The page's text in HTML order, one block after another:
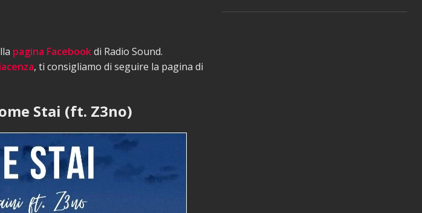
pagina Facebookdi Radio Sound.
, ti consigliamo di seguire la pagina di
Stai (ft. Z3no)